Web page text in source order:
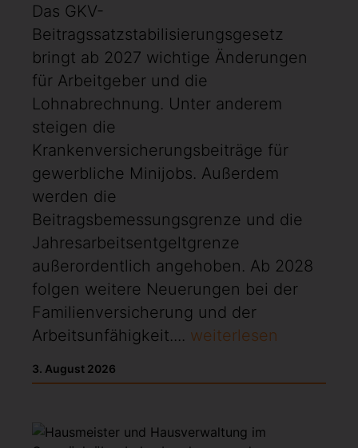
Das GKV-
Beitragssatzstabilisierungsgesetz
bringt ab 2027 wichtige Änderungen
für Arbeitgeber und die
Lohnabrechnung. Unter anderem
steigen die
Krankenversicherungsbeiträge für
gewerbliche Minijobs. Außerdem
werden die
Beitragsbemessungsgrenze und die
Jahresarbeitsentgeltgrenze
außerordentlich angehoben. Ab 2028
folgen weitere Neuerungen bei der
Familienversicherung und der
Arbeitsunfähigkeit.... weiterlesen
3. August 2026